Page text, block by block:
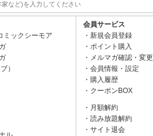
ミックシーモア
）
会員サービス
新規会員登録
ポイント購入
メルマガ確認・変更
会員情報・設定
購入履歴
クーポンBOX
月額解約
読み放題解約
サイト退会